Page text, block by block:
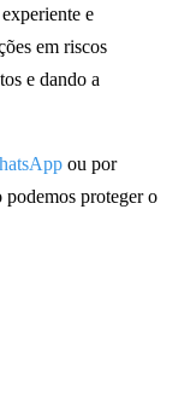
e
em riscos
e dando a
ou por
podemos proteger o